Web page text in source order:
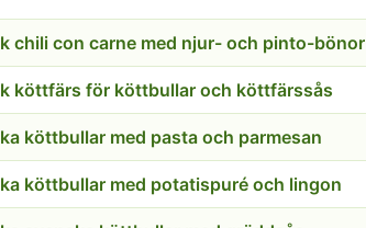
chili con carne med njur- och pinto-bönor
köttfärs för köttbullar och köttfärssås
köttbullar med pasta och parmesan
köttbullar med potatispuré och lingon